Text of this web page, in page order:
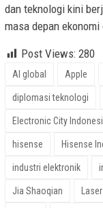
dan teknologi kini
masa depan ekonomi
Post Views: 280
AI global Apple
diplomasi teknologi
Electronic City
hisense Hisense
industri elektronik
Jia Shaoqian